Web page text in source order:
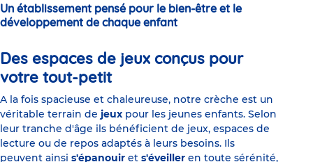
Un établissement pensé pour le bien-être et le
développement de chaque enfant
Des espaces de jeux conçus pour
votre tout-petit
A la fois spacieuse et chaleureuse, notre crèche est un
véritable terrain de jeux pour les jeunes enfants. Selon
leur tranche d'âge ils bénéficient de jeux, espaces de
lecture ou de repos adaptés à leurs besoins. Ils
peuvent ainsi s'épanouir et s'éveiller en toute sérénité,